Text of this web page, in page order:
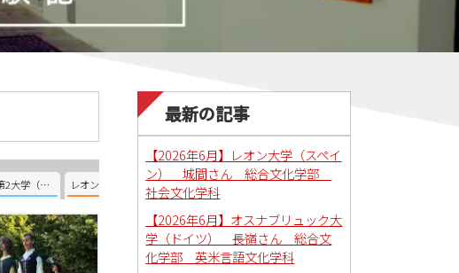
レンヌ第2大学（フランス） レオン大学（スペイン） オスナブリュック大学（ドイツ）
最新の記事
【2026年6月】レオン大学（スペイ
ン） 城間さん 総合文化学部
社会文化学科
【2026年6月】オスナブリュック大
学（ドイツ） 長嶺さん 総合文
化学部 英米言語文化学科